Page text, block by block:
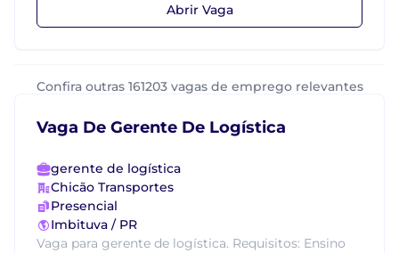
Abrir Vaga
Confira outras 161203 vagas de emprego relevantes
Vaga De Gerente De Logística
gerente de logística
Chicão Transportes
Presencial
Imbituva / PR
Vaga para gerente de logística. Requisitos: Ensino